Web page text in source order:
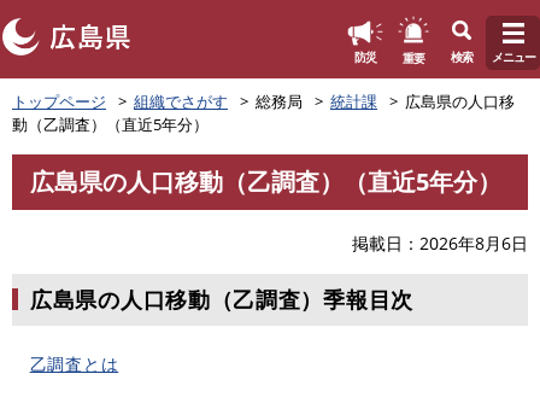
ペ
ー
ジ
の
頭
。
防災 重要 検索 メニュー
トップページ 組織でさがす 総務局 統計課
広島県の人口移
動（乙調査）（直近5年分）
文
広島県の人口移動（乙調査）（直近5年分）
掲載日 2026年8月6日
広島県の人口移動（乙調査）季報目次
乙調査とは